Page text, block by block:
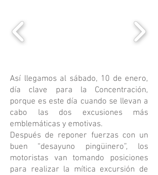
Así llegamos al sábado, 10 de enero,
día clave para la Concentración,
porque es este día cuando se llevan a
cabo las dos excusiones más
emblemáticas y emotivas.
Después de reponer fuerzas con un
buen “desayuno pingüinero”, los
motoristas van tomando posiciones
para realizar la mítica excursión de